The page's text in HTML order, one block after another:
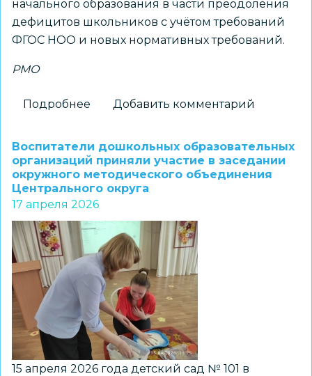
начального образования в части преодоления
дефицитов школьников с учётом требований
ФГОС НОО и новых нормативных требований.
РМО
Подробнее
качество
начального
образования
–
обсудили
педагоги
Кировского
района
на
стратегической
сессии
Добавить комментарий
Воспитатели дошкольных образовательных
организаций приняли участие в заседании
окружного методического объединения
Центрального округа
17 апреля 2026
15 апреля 2026 года детский сад № 101 в